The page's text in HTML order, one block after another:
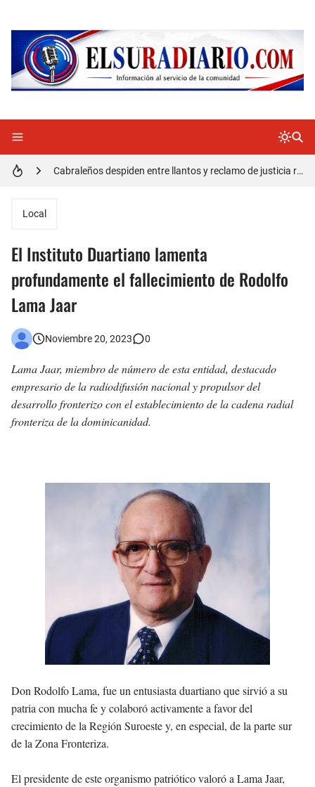
Detienen policía con presunta cocaína en Barahona
Cabraleños despiden entre llantos y reclamo de justicia restos mortales de Yasmel
Distrito Educativo 01-04 de Cabral Cancela a mas de 120 empleados; incluyendo una mujer Embarazada
Local
El Instituto Duartiano lamenta
profundamente el fallecimiento de Rodolfo
Lama Jaar
Noviembre 20, 2023 0
Lama Jaar, miembro de número de esta entidad, destacado
empresario de la radiodifusión nacional y propulsor del
desarrollo fronterizo con el establecimiento de la cadena radial
fronteriza de la dominicanidad.
Don Rodolfo Lama, fue un entusiasta duartiano que sirvió a su
patria con mucha fe y colaboró activamente a favor del
crecimiento de la Región Suroeste y, en especial, de la parte sur
de la Zona Fronteriza.
El presidente de este organismo patriótico valoró a Lama Jaar,